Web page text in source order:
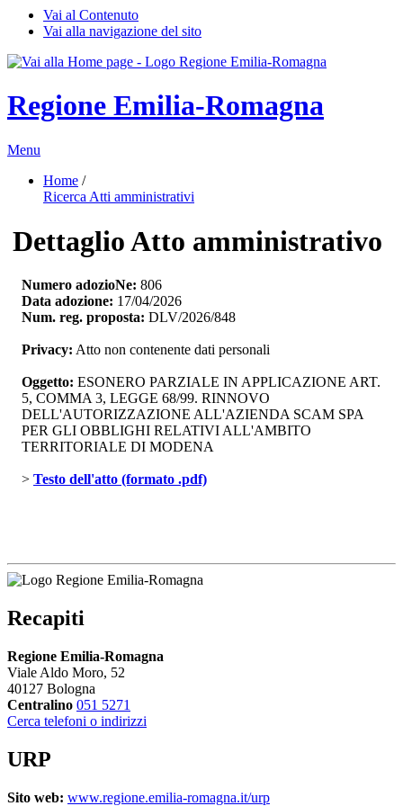
Vai al Contenuto
Vai alla navigazione del sito
Regione Emilia-Romagna
Menu
Home /
Ricerca Atti amministrativi
Dettaglio Atto amministrativo
Numero adozioNe: 806
Data adozione: 17/04/2026
Num. reg. proposta: DLV/2026/848
Privacy: Atto non contenente dati personali
Oggetto: ESONERO PARZIALE IN APPLICAZIONE ART.
5, COMMA 3, LEGGE 68/99. RINNOVO
DELL'AUTORIZZAZIONE ALL'AZIENDA SCAM SPA
PER GLI OBBLIGHI RELATIVI ALL'AMBITO
TERRITORIALE DI MODENA
> Testo dell'atto (formato .pdf)
Recapiti
Regione Emilia-Romagna
Viale Aldo Moro, 52
40127 Bologna
Centralino 051 5271
Cerca telefoni o indirizzi
URP
Sito web: www.regione.emilia-romagna.it/urp